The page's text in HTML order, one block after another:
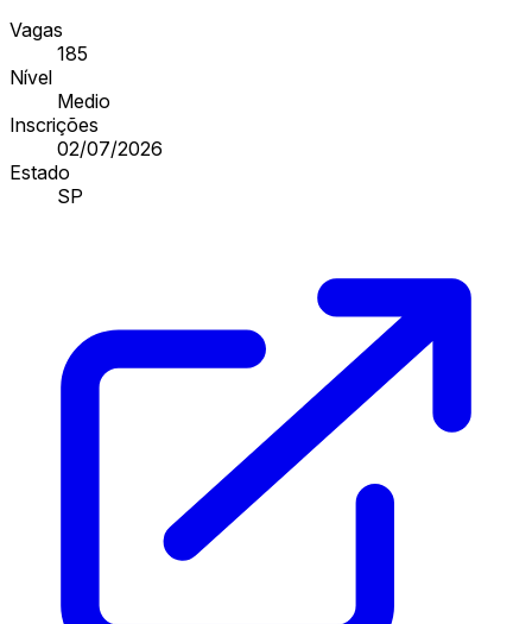
Vagas
185
Nível
Medio
Inscrições
02/07/2026
Estado
SP